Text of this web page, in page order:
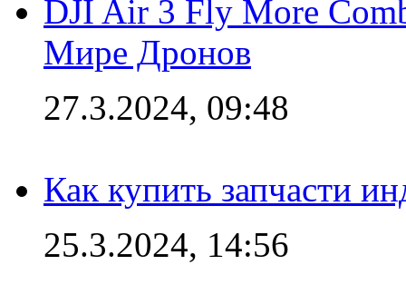
DJI Air 3 Fly More
Мире Дронов
27.3.2024, 09:48
Как купить запчасти
25.3.2024, 14:56